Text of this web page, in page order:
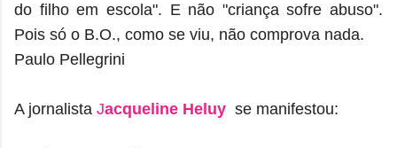
do filho em escola". E não "criança sofre abuso".
Pois só o B.O., como se viu, não comprova nada.
Paulo Pellegrini
A jornalista Jacqueline Heluy se manifestou: